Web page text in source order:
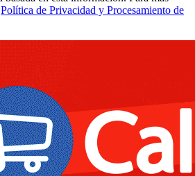
Política de Privacidad y Procesamiento de